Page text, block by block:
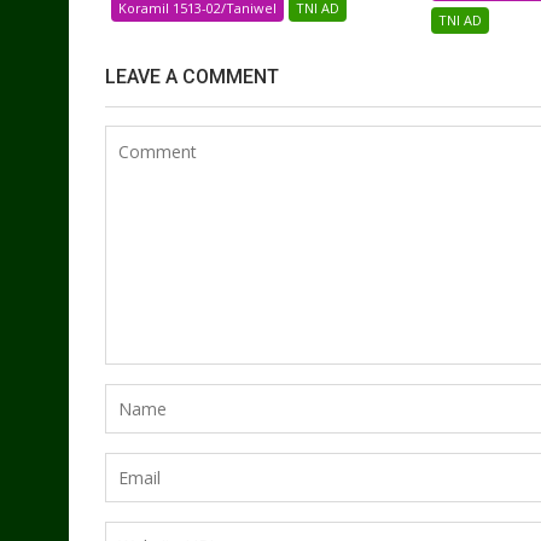
Koramil 1513-02/Taniwel
TNI AD
TNI AD
LEAVE A COMMENT